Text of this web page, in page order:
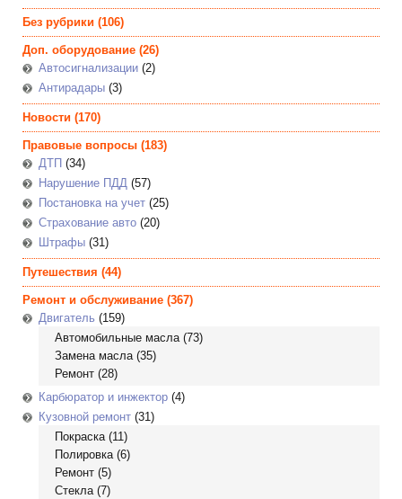
Без рубрики (106)
Доп. оборудование (26)
Автосигнализации (2)
Антирадары (3)
Новости (170)
Правовые вопросы (183)
ДТП (34)
Нарушение ПДД (57)
Постановка на учет (25)
Страхование авто (20)
Штрафы (31)
Путешествия (44)
Ремонт и обслуживание (367)
Двигатель (159)
Автомобильные масла(73)
Замена масла(35)
Ремонт (28)
Карбюратор и инжектор (4)
Кузовной ремонт (31)
Покраска(11)
Полировка(6)
Ремонт (5)
Стекла(7)